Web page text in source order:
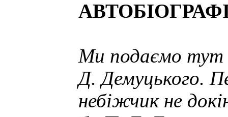
Ми подаємо тут
Д. Демуцького.
небіжчик не